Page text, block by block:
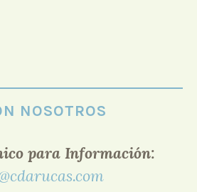
NOSOTROS
para Información: